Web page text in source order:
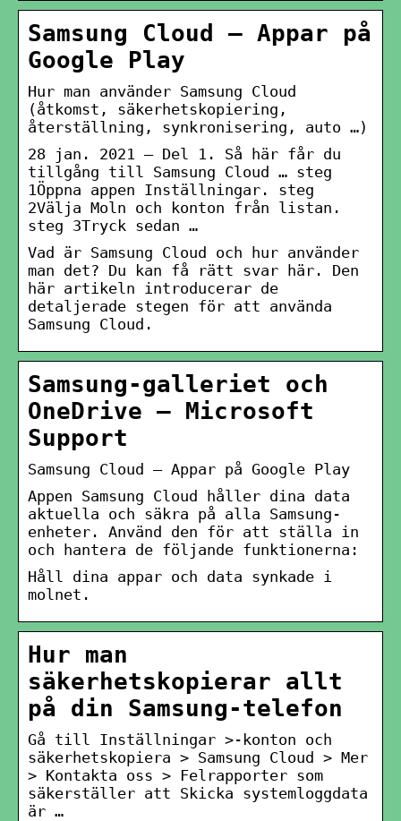
Samsung Cloud – Appar på
Google Play
Hur man använder Samsung Cloud
(åtkomst, säkerhetskopiering,
återställning, synkronisering, auto …)
28 jan. 2021 — Del 1. Så här får du
tillgång till Samsung Cloud … steg
1Öppna appen Inställningar. steg
2Välja Moln och konton från listan.
steg 3Tryck sedan …
Vad är Samsung Cloud och hur använder
man det? Du kan få rätt svar här. Den
här artikeln introducerar de
detaljerade stegen för att använda
Samsung Cloud.
Samsung-galleriet och
OneDrive – Microsoft
Support
Samsung Cloud – Appar på Google Play
Appen Samsung Cloud håller dina data
aktuella och säkra på alla Samsung-
enheter. Använd den för att ställa in
och hantera de följande funktionerna:
Håll dina appar och data synkade i
molnet.
Hur man
säkerhetskopierar allt
på din Samsung-telefon
Gå till Inställningar >-konton och
säkerhetskopiera > Samsung Cloud > Mer
> Kontakta oss > Felrapporter som
säkerställer att Skicka systemloggdata
är …